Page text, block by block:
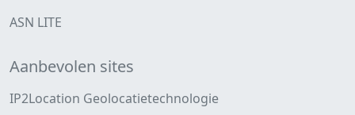
ASN LITE
Aanbevolen sites
IP2Location Geolocatietechnologie